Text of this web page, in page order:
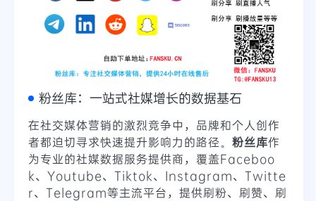
粉丝库：一站式社媒增长的数据基石
在社交媒体营销的激烈竞争中，品牌和个人创作
者都迫切寻求快速提升影响力的路径。 粉丝库作
为专业的社媒数据服务提供商，覆盖Faceboo
k、Youtube、Tiktok、Instagram、Twitte
r、Telegram等主流平台，提供刷粉、刷赞、刷